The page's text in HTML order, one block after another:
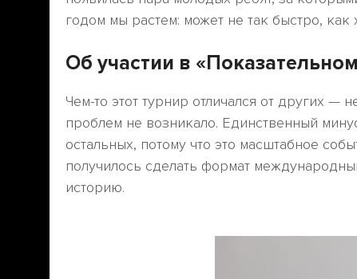
годом мы растем: может не так быстро, как
Об участии в
Чем-то этот турнир отличался от других —
проблем не возникало. Единственный
остальных, потому что это масштабное
получилось сделать формат
историю.